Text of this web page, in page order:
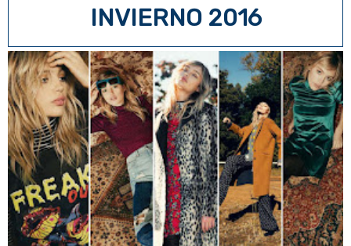
INVIERNO 2016